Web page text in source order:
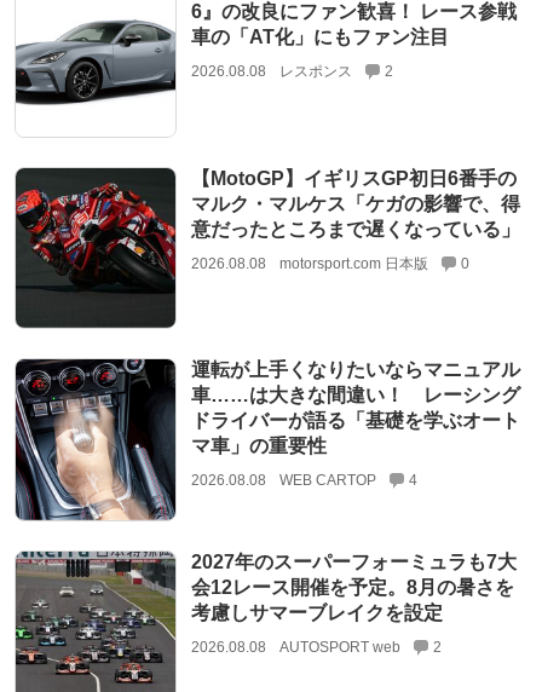
6』の改良にファン歓喜！ レース参戦
車の「AT化」にもファン注目
2026.08.08 レスポンス 2
【MotoGP】イギリスGP初日6番手の
マルク・マルケス「ケガの影響で、得
意だったところまで遅くなっている」
2026.08.08 motorsport.com 日本版 0
運転が上手くなりたいならマニュアル
車……は大きな間違い！ レーシング
ドライバーが語る「基礎を学ぶオート
マ車」の重要性
2026.08.08 WEB CARTOP 4
2027年のスーパーフォーミュラも7大
会12レース開催を予定。8月の暑さを
考慮しサマーブレイクを設定
2026.08.08 AUTOSPORT web 2